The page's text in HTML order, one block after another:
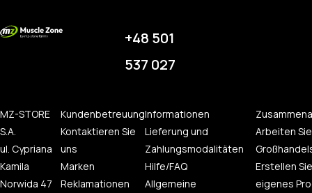
+48 501
537 027
MZ-STORE
S.A.
ul. Cypriana
Kamila
Norwida 47
Kundenbetreuung
Kontaktieren Sie
uns
Marken
Reklamationen
Informationen
Lieferung und
Zahlungsmodalitäten
Hilfe/FAQ
Allgemeine
Arbeiten
Erstellen
eigenes